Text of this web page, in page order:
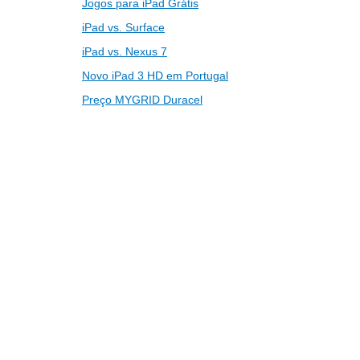
Jogos para iPad Grátis
iPad vs. Surface
iPad vs. Nexus 7
Novo iPad 3 HD em Portugal
Preço MYGRID Duracel